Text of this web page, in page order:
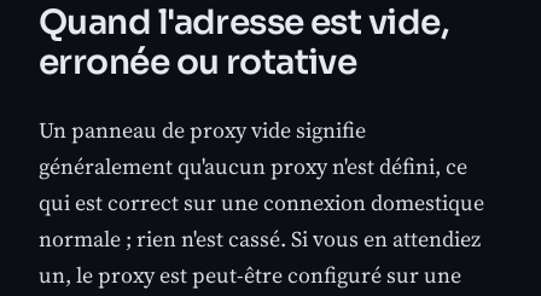
Quand l'adresse est vide,
erronée ou rotative
Un panneau de proxy vide signifie
généralement qu'aucun proxy n'est défini, ce
qui est correct sur une connexion domestique
normale ; rien n'est cassé. Si vous en attendiez
un, le proxy est peut-être configuré sur une